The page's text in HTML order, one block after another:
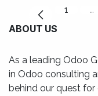
1 …
ABOUT US
As a leading Odoo
in Odoo consulting
behind our quest